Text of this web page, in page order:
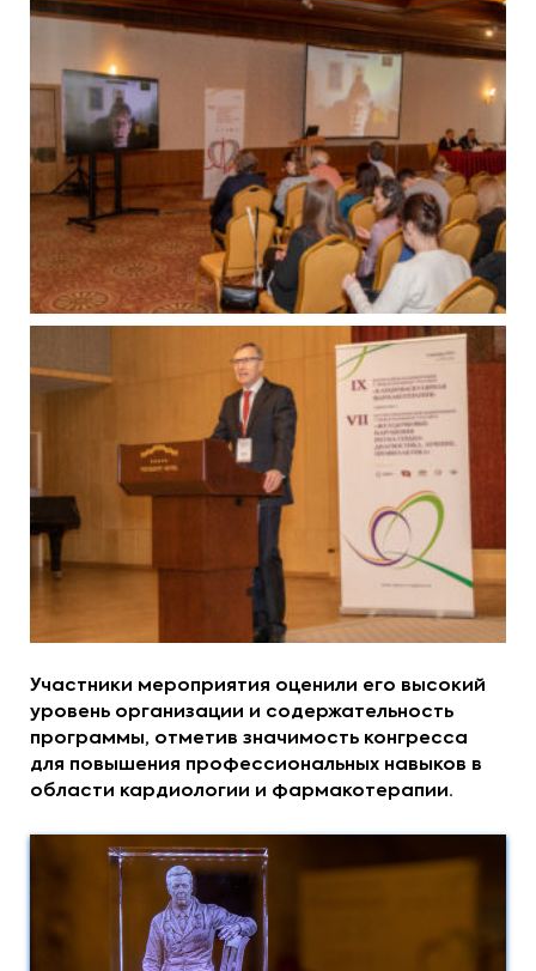
Участники мероприятия оценили его высокий
уровень организации и содержательность
программы, отметив значимость конгресса
для повышения профессиональных навыков в
области кардиологии и фармакотерапии.